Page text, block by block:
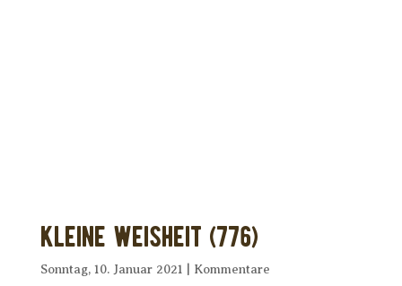
Kleine Weisheit (776)
Sonntag, 10. Januar 2021 Kommentare